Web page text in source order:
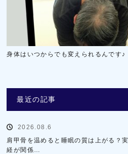
身体はいつからでも変えられるんです♪
最近の記事
2026.08.6
肩甲骨を温めると睡眠の質は上がる？
経が関係…